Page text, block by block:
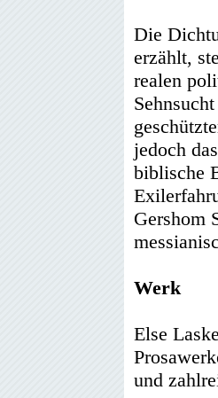
Die
erzählt,
realen
jedoch
biblische
Gershom
Werk
Else
und